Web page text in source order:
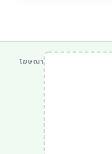
โฆษณา